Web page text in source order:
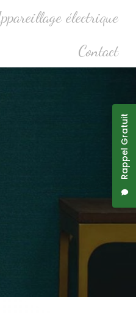
Rappel Gratuit
électrique
Contact